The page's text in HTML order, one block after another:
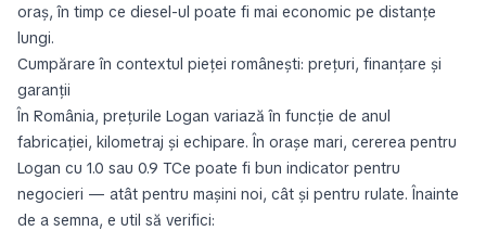
oraș, în timp ce diesel-ul poate fi mai economic pe distanțe
lungi.
Cumpărare în contextul pieței românești: prețuri, finanțare și
garanții
În România, prețurile Logan variază în funcție de anul
fabricației, kilometraj și echipare. În orașe mari, cererea pentru
Logan cu 1.0 sau 0.9 TCe poate fi bun indicator pentru
negocieri — atât pentru mașini noi, cât și pentru rulate. Înainte
de a semna, e util să verifici: